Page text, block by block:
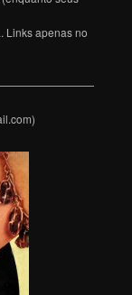
Links apenas no